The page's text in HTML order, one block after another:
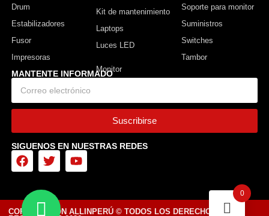
Drum
Estabilizadores
Fusor
Impresoras
Kit de mantenimiento
Laptops
Luces LED
Soporte para monitor
Suministros
Switches
Tambor
MANTENTE INFORMADO
Suscribirse
SIGUENOS EN NUESTRAS REDES
CORPORACIÓN ALLINPERÚ © TODOS LOS DERECHOS
0